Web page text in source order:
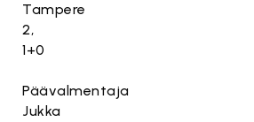
Tampere
2,
1+0
Päävalmentaja
Jukka